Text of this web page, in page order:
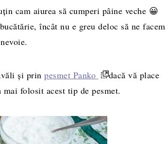
cam aiurea să cumperi pâine veche 😀
încât nu e greu deloc să ne facem
și prin pesmet Panko
dacă vă place
mai folosit acest tip de pesmet.